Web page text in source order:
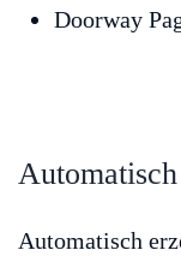
Doorway
Automatisch